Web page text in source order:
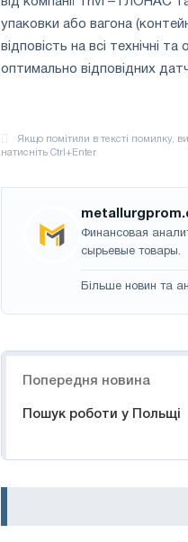
упаковки або вагона
відповість на всі технічні
оптимально відповідних
Финансовая
сырьевые товары.
Більше новин та
Попередня новина
Пошук роботи у Польщі